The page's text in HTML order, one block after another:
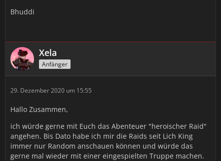
Bhuddi
Xela
Anfänger
29. Dezember 2020 um 15:55
Hallo Zusammen,
ich würde gerne mit Euch das Abenteuer "heroischer Raid"
angehen. Bis Dato habe ich mir die Raids seit Lich King
immer nur Random anschauen können und würde das
gerne mal wieder mit einer eingespielten Truppe machen.